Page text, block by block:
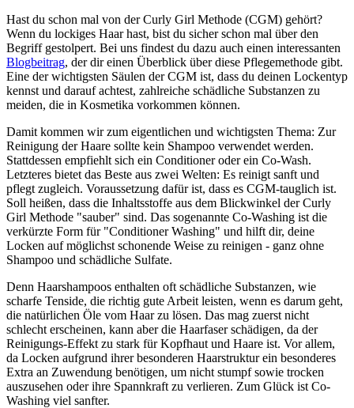
Hast du schon mal von der Curly Girl Methode (CGM) gehört?
Wenn du lockiges Haar hast, bist du sicher schon mal über den
Begriff gestolpert. Bei uns findest du dazu auch einen interessanten
Blogbeitrag, der dir einen Überblick über diese Pflegemethode gibt.
Eine der wichtigsten Säulen der CGM ist, dass du deinen Lockentyp
kennst und darauf achtest, zahlreiche schädliche Substanzen zu
meiden, die in Kosmetika vorkommen können.
Damit kommen wir zum eigentlichen und wichtigsten Thema: Zur
Reinigung der Haare sollte kein Shampoo verwendet werden.
Stattdessen empfiehlt sich ein Conditioner oder ein Co-Wash.
Letzteres bietet das Beste aus zwei Welten: Es reinigt sanft und
pflegt zugleich. Voraussetzung dafür ist, dass es CGM-tauglich ist.
Soll heißen, dass die Inhaltsstoffe aus dem Blickwinkel der Curly
Girl Methode "sauber" sind. Das sogenannte Co-Washing ist die
verkürzte Form für "Conditioner Washing" und hilft dir, deine
Locken auf möglichst schonende Weise zu reinigen - ganz ohne
Shampoo und schädliche Sulfate.
Denn Haarshampoos enthalten oft schädliche Substanzen, wie
scharfe Tenside, die richtig gute Arbeit leisten, wenn es darum geht,
die natürlichen Öle vom Haar zu lösen. Das mag zuerst nicht
schlecht erscheinen, kann aber die Haarfaser schädigen, da der
Reinigungs-Effekt zu stark für Kopfhaut und Haare ist. Vor allem,
da Locken aufgrund ihrer besonderen Haarstruktur ein besonderes
Extra an Zuwendung benötigen, um nicht stumpf sowie trocken
auszusehen oder ihre Spannkraft zu verlieren. Zum Glück ist Co-
Washing viel sanfter.